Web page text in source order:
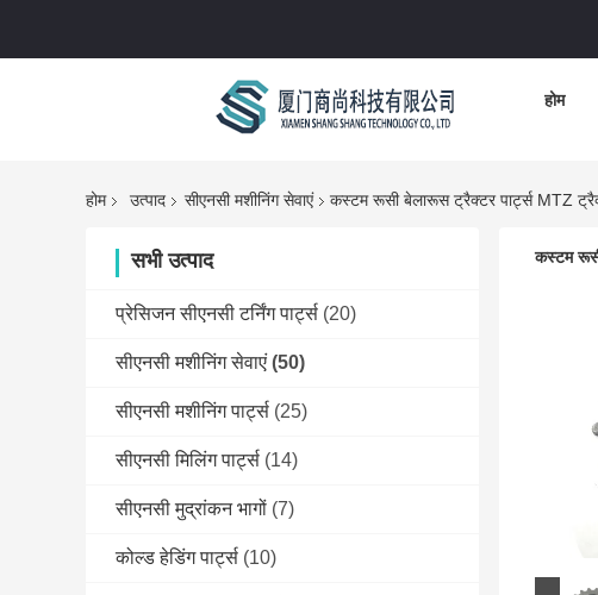
होम
होम उत्पाद सीएनसी मशीनिंग सेवाएं कस्टम रूसी बेलारूस ट्रैक्टर पार्ट्स MTZ
सभी उत्पाद
प्रेसिजन सीएनसी टर्निंग पार्ट्स (20)
सीएनसी मशीनिंग सेवाएं (50)
सीएनसी मशीनिंग पार्ट्स (25)
सीएनसी मिलिंग पार्ट्स (14)
सीएनसी मुद्रांकन भागों (7)
कोल्ड हेडिंग पार्ट्स (10)
कस्टम